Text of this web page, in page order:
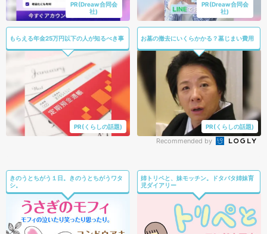
PR(Dreaw合同会
社)
PR(Dreaw合同会
社)
もらえる年金25万円以下の人が知るべき事
PR(くらしの話題)
お墓の撤去にいくらかかる？墓じまい費用
PR(くらしの話題)
Recommended by
きのうとちがう１日。きのうとちがうワタ
シ。
姉トリペと、妹モッチン。ドタバタ姉妹育
児ダイアリー